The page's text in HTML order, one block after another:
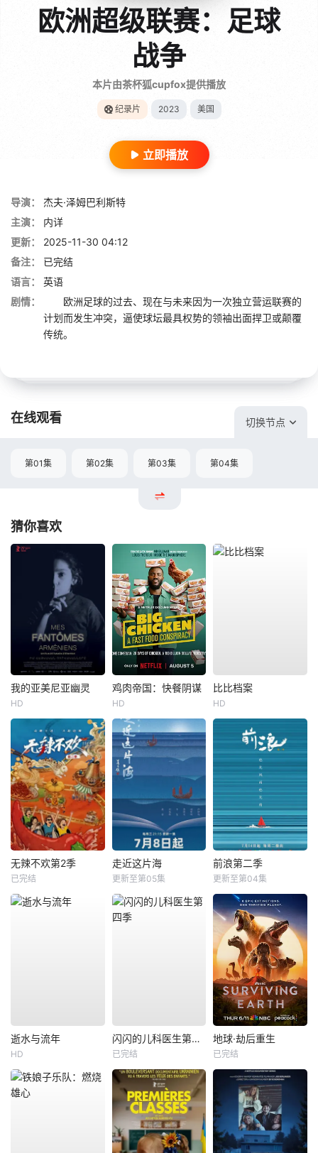
欧洲超级联赛：足球
战争
本片由茶杯狐cupfox提供播放
纪录片 2023 美国
立即播放
导演：
杰夫·泽姆巴利斯特
主演：
内详
更新：
2025-11-30 04:12
备注：
已完结
语言：
英语
剧情：
欧洲足球的过去、现在与未来因为一次独立营运联赛的
计划而发生冲突，逼使球坛最具权势的领袖出面捍卫或颠覆
传统。
在线观看 切换节点
第01集 第02集 第03集 第04集
猜你喜欢
我的亚美尼亚幽灵
HD
鸡肉帝国：快餐阴谋
HD
比比档案
HD
无辣不欢第2季
已完结
走近这片海
更新至第05集
前浪第二季
更新至第04集
逝水与流年
HD
闪闪的儿科医生第四季
已完结
地球·劫后重生
已完结